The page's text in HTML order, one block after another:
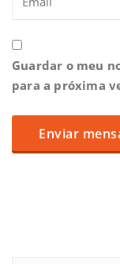
Guardar o meu
para a próxima